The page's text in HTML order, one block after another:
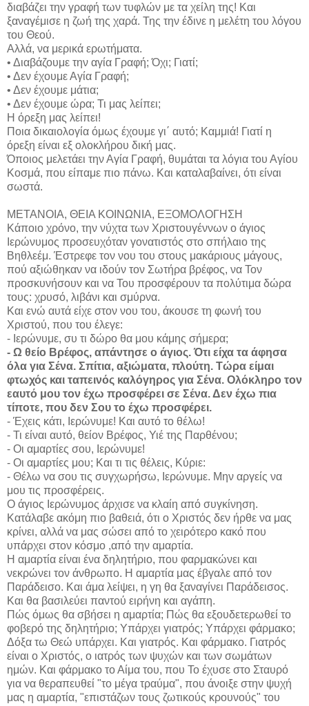
διαβάζει την γραφή των τυφλών με τα χείλη της! Και
ξαναγέμισε η ζωή της χαρά. Της την έδινε η μελέτη του λόγου
του Θεού.
Αλλά, να μερικά ερωτήματα.
• Διαβάζουμε την αγία Γραφή; Όχι; Γιατί;
• Δεν έχουμε Αγία Γραφή;
• Δεν έχουμε μάτια;
• Δεν έχουμε ώρα; Τι μας λείπει;
Η όρεξη μας λείπει!
Ποια δικαιολογία όμως έχουμε γι΄ αυτό; Καμμιά! Γιατί η
όρεξη είναι εξ ολοκλήρου δική μας.
Όποιος μελετάει την Αγία Γραφή, θυμάται τα λόγια του Αγίου
Κοσμά, που είπαμε πιο πάνω. Και καταλαβαίνει, ότι είναι
σωστά.
ΜΕΤΑΝΟΙΑ, ΘΕΙΑ ΚΟΙΝΩΝΙΑ, ΕΞΟΜΟΛΟΓΗΣΗ
Κάποιο χρόνο, την νύχτα των Χριστουγέννων ο άγιος
Ιερώνυμος προσευχόταν γονατιστός στο σπήλαιο της
Βηθλεέμ. Έστρεφε τον νου του στους μακάριους μάγους,
πού αξιώθηκαν να ιδούν τον Σωτήρα βρέφος, να Τον
προσκυνήσουν και να Του προσφέρουν τα πολύτιμα δώρα
τους: χρυσό, λιβάνι και σμύρνα.
Και ενώ αυτά είχε στον νου του, άκουσε τη φωνή του
Χριστού, που του έλεγε:
- Ιερώνυμε, συ τι δώρο θα μου κάμης σήμερα;
- Ω θείο Βρέφος, απάντησε ο άγιος. Ότι είχα τα άφησα
όλα για Σένα. Σπίτια, αξιώματα, πλούτη. Τώρα είμαι
φτωχός και ταπεινός καλόγηρος για Σένα. Ολόκληρο τον
εαυτό μου τον έχω προσφέρει σε Σένα. Δεν έχω πια
τίποτε, που δεν Σου το έχω προσφέρει.
- Έχεις κάτι, Ιερώνυμε! Και αυτό το θέλω!
- Τι είναι αυτό, θείον Βρέφος, Υιέ της Παρθένου;
- Οι αμαρτίες σου, Ιερώνυμε!
- Οι αμαρτίες μου; Και τι τις θέλεις, Κύριε:
- Θέλω να σου τις συγχωρήσω, Ιερώνυμε. Μην αργείς να
μου τις προσφέρεις.
Ο άγιος Ιερώνυμος άρχισε να κλαίη από συγκίνηση.
Κατάλαβε ακόμη πιο βαθειά, ότι ο Χριστός δεν ήρθε να μας
κρίνει, αλλά να μας σώσει από το χειρότερο κακό που
υπάρχει στον κόσμο ,από την αμαρτία.
Η αμαρτία είναι ένα δηλητήριο, που φαρμακώνει και
νεκρώνει τον άνθρωπο. Η αμαρτία μας έβγαλε από τον
Παράδεισο. Και άμα λείψει, η γη θα ξαναγίνει Παράδεισος.
Και θα βασιλεύει παντού ειρήνη και αγάπη.
Πώς όμως θα σβήσει η αμαρτία; Πώς θα εξουδετερωθεί το
φοβερό της δηλητήριο; Υπάρχει γιατρός; Υπάρχει φάρμακο;
Δόξα τω Θεώ υπάρχει. Και γιατρός. Και φάρμακο. Γιατρός
είναι ο Χριστός, ο ιατρός των ψυχών και των σωμάτων
ημών. Και φάρμακο το Αίμα του, που Το έχυσε στο Σταυρό
για να θεραπευθεί "το μέγα τραύμα", που άνοιξε στην ψυχή
μας η αμαρτία, "επιστάζων τους ζωτικούς κρουνούς" του